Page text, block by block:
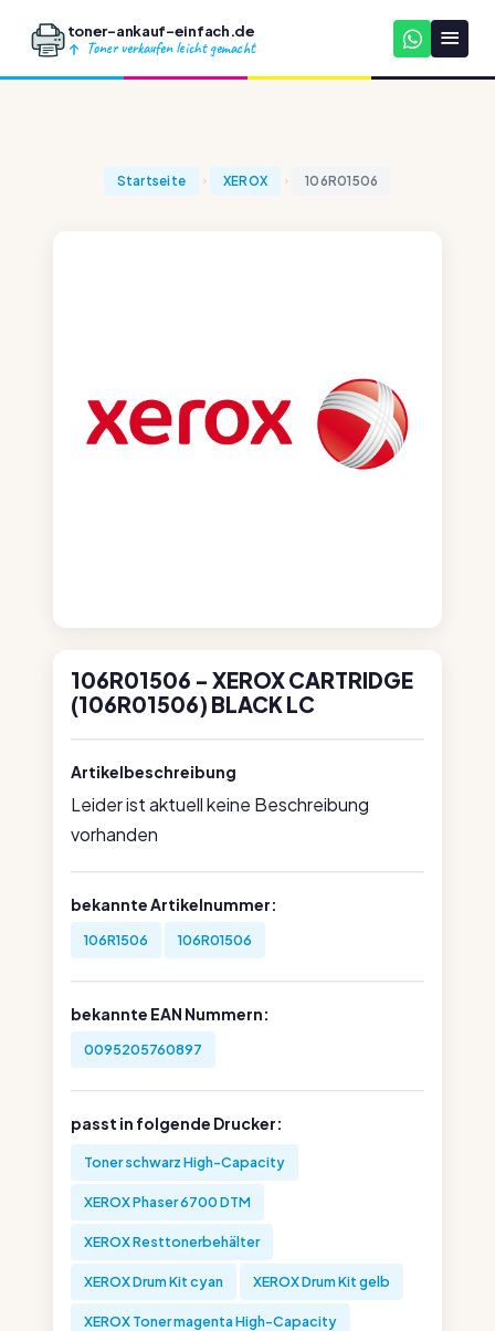
toner-ankauf-einfach.de
Toner verkaufen leicht gemacht
Startseite XEROX 106R01506
106R01506 - XEROX CARTRIDGE
(106R01506) BLACK LC
Artikelbeschreibung
Leider ist aktuell keine Beschreibung
vorhanden
bekannte Artikelnummer:
106R1506 106R01506
bekannte EAN Nummern:
0095205760897
passt in folgende Drucker:
Toner schwarz High-Capacity
XEROX Phaser 6700 DTM
XEROX Resttonerbehälter
XEROX Drum Kit cyan XEROX Drum Kit gelb
XEROX Toner magenta High-Capacity